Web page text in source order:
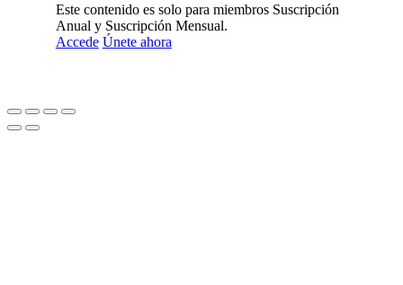
Este contenido es solo para miembros Suscripción
Anual y Suscripción Mensual.
Accede Únete ahora